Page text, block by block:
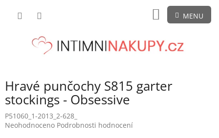
NÁKUPNÍ
KOŠÍK
Hravé punčochy S815 garter
stockings - Obsessive
P51060_1-2013_2-628_
Průměrné
Neohodnoceno Podrobnosti hodnocení